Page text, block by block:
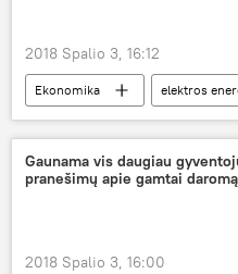
2018 Spalio 3, 16:12
Ekonomika elektros
Gaunama vis daugiau
pranešimų apie gamtai
2018 Spalio 3, 16:00